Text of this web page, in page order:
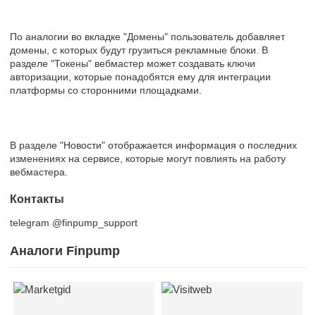
По аналогии во вкладке "Домены" пользователь добавляет
домены, с которых будут грузиться рекламные блоки. В
разделе "Токены" вебмастер может создавать ключи
авторизации, которые понадобятся ему для интеграции
платформы со сторонними площадками.
В разделе "Новости" отображается информация о последних
изменениях на сервисе, которые могут повлиять на работу
вебмастера.
Контакты
telegram @finpump_support
Аналоги Finpump